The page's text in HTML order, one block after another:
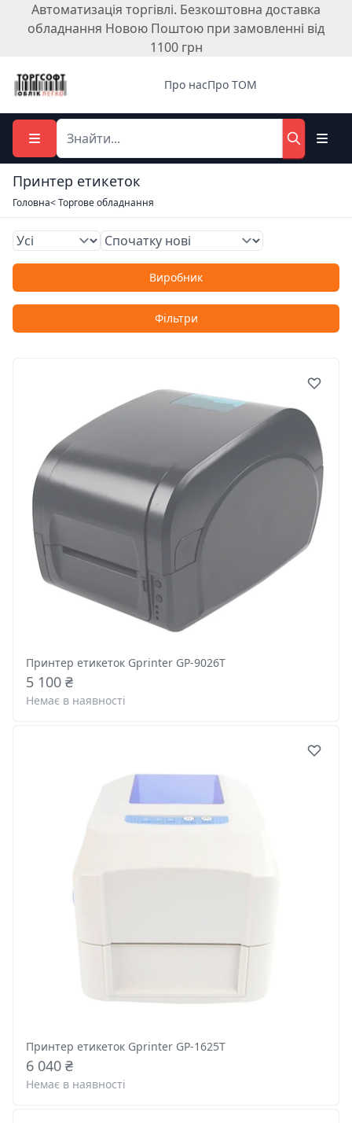
Автоматизація торгівлі. Безкоштовна доставка
обладнання Новою Поштою при замовленні від
1100 грн
Про насПро ТОМ
Принтер етикеток
Головна< Торгове обладнання
Виробник
Фільтри
Принтер етикеток Gprinter GP-9026T
5 100 ₴
Немає в наявності
Принтер етикеток Gprinter GP-1625T
6 040 ₴
Немає в наявності